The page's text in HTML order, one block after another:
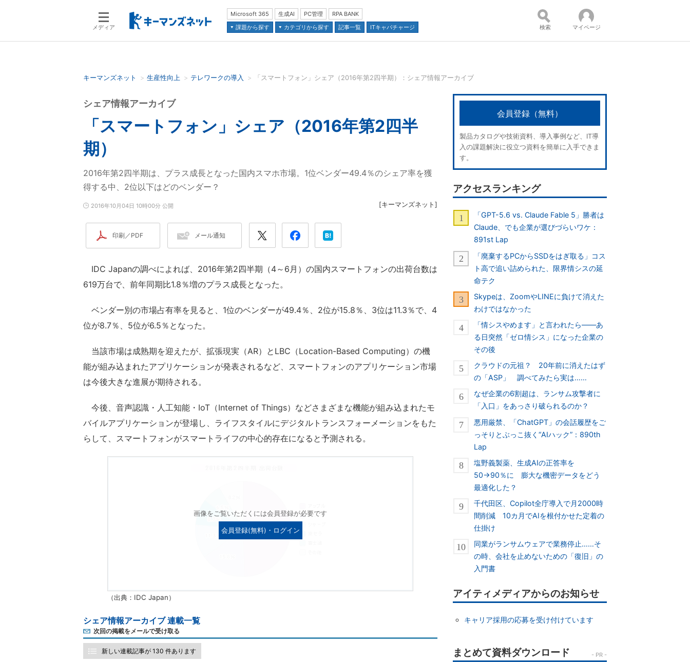
メディア
Microsoft 365 生成AI PC管理
RPA BANK
課題から探す
カテゴリから探す 記事一覧 ITキャパチャージ
検索語を入力してください 並び順：
検索 マイページ
キーマンズネット 生産性向上 テレワークの導入 「スマートフォン」シェア（2016年第2四半期）：シェア情報アーカイブ
「スマートフォン」シェア（2016年第2四半
期）
シェア情報アーカイブ
2016年第2四半期は、プラス成長となった国内スマホ市場。1位ベンダー49.4％のシェア率を獲
得する中、2位以下はどのベンダー？
2016年10月04日 10時00分 公開 [キーマンズネット ]
印刷／PDF メール通知
IDC Japanの調べによれば、2016年第2四半期（4～6月）の国内スマートフォンの出荷台数は
619万台で、前年同期比1.8％増のプラス成長となった。
ベンダー別の市場占有率を見ると、1位のベンダーが49.4％、2位が15.8％、3位は11.3％で、4
位が8.7％、5位が6.5％となった。
当該市場は成熟期を迎えたが、拡張現実（AR）とLBC（Location-Based Computing）の機
能が組み込まれたアプリケーションが発表されるなど、スマートフォンのアプリケーション市場
は今後大きな進展が期待される。
今後、音声認識・人工知能・IoT（Internet of Things）などさまざまな機能が組み込まれたモ
バイルアプリケーションが登場し、ライフスタイルにデジタルトランスフォーメーションをもた
らして、スマートフォンがスマートライフの中心的存在になると予測される。
画像をご覧いただくには会員登録が必要です
会員登録(無料)・ログイン
（出典：IDC Japan）
シェア情報アーカイブ 連載一覧
次回の掲載をメールで受け取る
新しい連載記事が 130 件あります
会員登録（無料）
製品カタログや技術資料、導入事例など、IT導
入の課題解決に役立つ資料を簡単に入手できま
す。
アクセスランキング
「GPT-5.6 vs. Claude Fable 5」勝者は
Claude、でも企業が選びづらいワケ：
891st Lap
「廃棄するPCからSSDをはぎ取る」コス
ト高で追い詰められた、限界情シスの延
命テク
Skypeは、ZoomやLINEに負けて消えた
わけではなかった
「情シスやめます」と言われたら――あ
る日突然「ゼロ情シス」になった企業の
その後
クラウドの元祖？ 20年前に消えたはず
の「ASP」 調べてみたら実は……
なぜ企業の6割超は、ランサム攻撃者に
「入口」をあっさり破られるのか？
悪用厳禁、「ChatGPT」の会話履歴をご
っそりとぶっこ抜く“AIハック”：890th
Lap
塩野義製薬、生成AIの正答率を
50→90％に 膨大な機密データをどう
最適化した？
千代田区、Copilot全庁導入で月2000時
間削減 10カ月でAIを根付かせた定着の
仕掛け
同業がランサムウェアで業務停止……そ
の時、会社を止めないための「復旧」の
入門書
アイティメディアからのお知らせ
キャリア採用の応募を受け付けています